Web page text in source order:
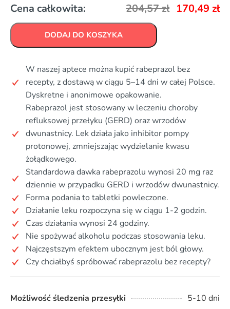
Cena całkowita: 204,57zł 170,49 zł
DODAJ DO KOSZYKA
W naszej aptece można kupić rabeprazol bez
recepty, z dostawą w ciągu 5–14 dni w całej Polsce.
Dyskretne i anonimowe opakowanie.
Rabeprazol jest stosowany w leczeniu choroby
refluksowej przełyku (GERD) oraz wrzodów
dwunastnicy. Lek działa jako inhibitor pompy
protonowej, zmniejszając wydzielanie kwasu
żołądkowego.
Standardowa dawka rabeprazolu wynosi 20 mg raz
dziennie w przypadku GERD i wrzodów dwunastnicy.
Forma podania to tabletki powleczone.
Działanie leku rozpoczyna się w ciągu 1-2 godzin.
Czas działania wynosi 24 godziny.
Nie spożywać alkoholu podczas stosowania leku.
Najczęstszym efektem ubocznym jest ból głowy.
Czy chciałbyś spróbować rabeprazolu bez recepty?
Możliwość śledzenia przesyłki
5-10 dni